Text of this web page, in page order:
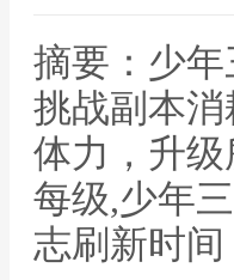
摘要：少
挑战副本
体力，升
每级,少年
志刷新时间